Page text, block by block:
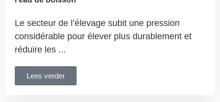
Le secteur de l’élevage subit une pression
considérable pour élever plus durablement et
réduire les ...
Lees verder